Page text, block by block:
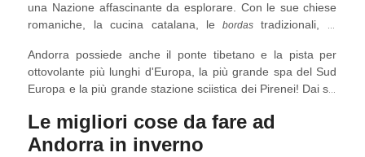
una Nazione affascinante da esplorare. Con le sue chiese
romaniche, la cucina catalana, lebordastradizionali, le
allo sci.
Andorra possiede anche il ponte tibetano e la pista per
ottovolante più lunghi d'Europa, la più grande spa del Sud
Europa e la più grande stazione sciistica dei Pirenei! Dai siti
stazioni sciistiche, abbiamo raccolto un'incredibile guida di
Andorra sulle migliori cose da fare, vedere e acquistare in
Le migliori cose da fare ad
Andorra in inverno